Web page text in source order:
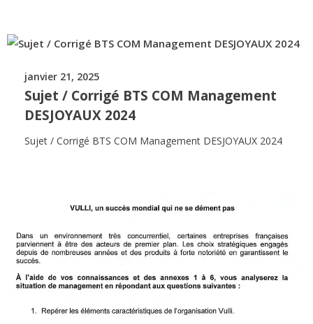
janvier 21, 2025
Sujet / Corrigé BTS COM Management
DESJOYAUX 2024
Sujet / Corrigé BTS COM Management DESJOYAUX 2024